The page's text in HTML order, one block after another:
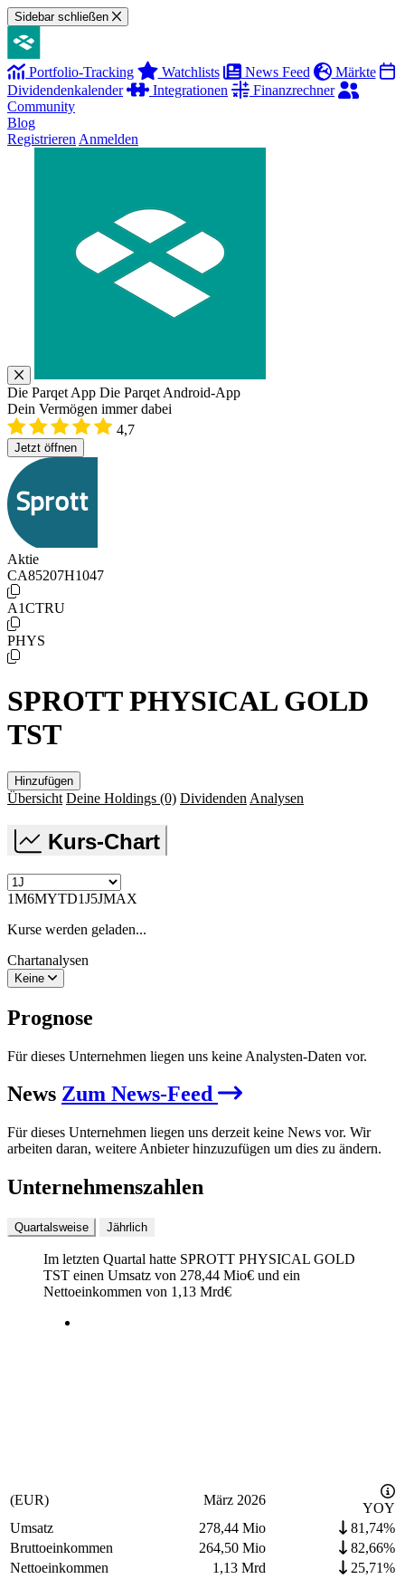
Sidebar schließen
Portfolio-Tracking Watchlists News Feed
Märkte
Dividendenkalender
Integrationen
Finanzrechner
Community
Blog
Registrieren Anmelden
Die Parqet App Die Parqet Android-App
Dein Vermögen immer dabei
4,7
Jetzt öffnen
Aktie
CA85207H1047
A1CTRU
PHYS
SPROTT PHYSICAL GOLD
TST
Hinzufügen
Übersicht Deine Holdings (0) Dividenden Analysen
Kurs-Chart
1M6MYTD1J5JMAX
Kurse werden geladen...
Chartanalysen
Keine
Prognose
Für dieses Unternehmen liegen uns keine Analysten-Daten vor.
News Zum News-Feed
Für dieses Unternehmen liegen uns derzeit keine News vor. Wir
arbeiten daran, weitere Anbieter hinzuzufügen um dies zu ändern.
Unternehmenszahlen
Quartalsweise Jährlich
Im letzten Quartal hatte SPROTT PHYSICAL GOLD
TST einen Umsatz von 278,44 Mio€ und ein
Nettoeinkommen von 1,13 Mrd€
(EUR) März 2026
YOY
Umsatz
278,44 Mio
81,74%
Bruttoeinkommen
264,50 Mio
82,66%
Nettoeinkommen
1,13 Mrd
25,71%